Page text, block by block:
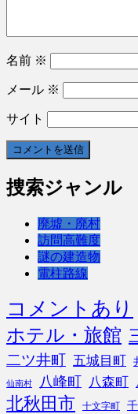
名前 ※
メール ※
サイト
捜索ジャンル
廃墟・廃村
訪問高難度
謎の建造物
電柱路線
コメントあり
ホテル・旅館
二ツ井町 五城目町
仙南村 八峰町 八森町
北秋田市 十文字町